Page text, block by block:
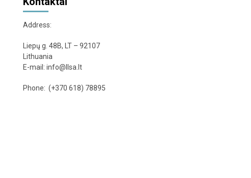
Address:
Liepų g. 48B, LT – 92107
Lithuania
E-mail: info@llsa.lt
Phone: (+370 618) 78895